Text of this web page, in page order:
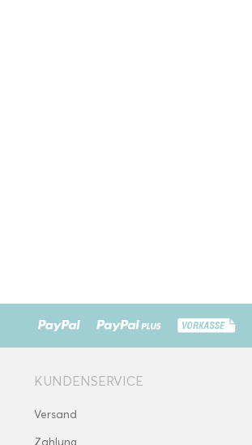
KUNDENSERVICE
Versand
Zahlung